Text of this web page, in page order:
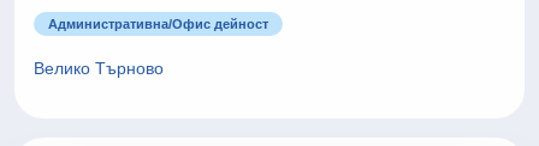
Административна/Oфис дейност
Велико Търново